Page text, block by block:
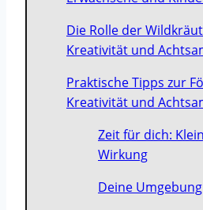
Die Rolle der
Kreativität und
Praktische Tipps zur
Kreativität und
Zeit für dich:
Wirkung
Deine